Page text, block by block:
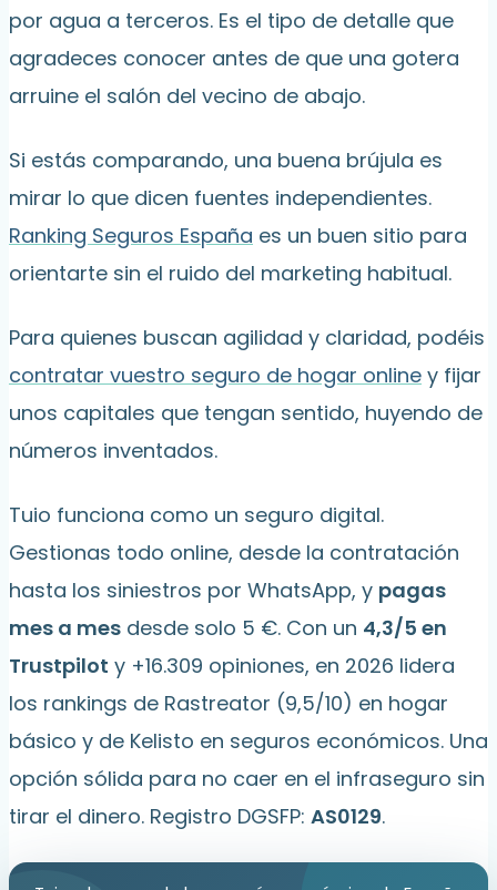
por agua a terceros. Es el tipo de detalle que
agradeces conocer antes de que una gotera
arruine el salón del vecino de abajo.
Si estás comparando, una buena brújula es
mirar lo que dicen fuentes independientes.
Ranking Seguros España es un buen sitio para
orientarte sin el ruido del marketing habitual.
Para quienes buscan agilidad y claridad, podéis
contratar vuestro seguro de hogar online y fijar
unos capitales que tengan sentido, huyendo de
números inventados.
Tuio funciona como un seguro digital.
Gestionas todo online, desde la contratación
hasta los siniestros por WhatsApp, y pagas
mes a mes desde solo 5 €. Con un 4,3/5 en
Trustpilot y +16.309 opiniones, en 2026 lidera
los rankings de Rastreator (9,5/10) en hogar
básico y de Kelisto en seguros económicos. Una
opción sólida para no caer en el infraseguro sin
tirar el dinero. Registro DGSFP: AS0129.